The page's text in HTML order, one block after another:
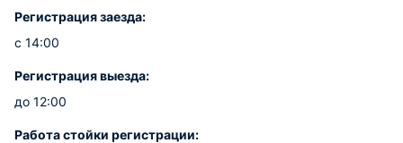
Регистрация заезда:
с 14:00
Регистрация выезда:
до 12:00
Работа стойки регистрации: